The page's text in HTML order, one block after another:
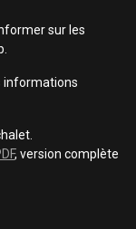
sur les
informations
, version complète